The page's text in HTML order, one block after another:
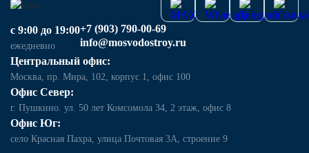
с 9:00 до 19:00
ежедневно
+7 (903) 790-00-69
info@mosvodostroy.ru
Центральный офис:
Москва, пр. Мира, 102, корпус 1, офис 100
Офис Север:
г. Пушкино. ул. 50 лет Комсомола 34, 2 этаж, офис 8
Офис Юг:
село Красная Пахра, улица Почтовая 3А, строение 9